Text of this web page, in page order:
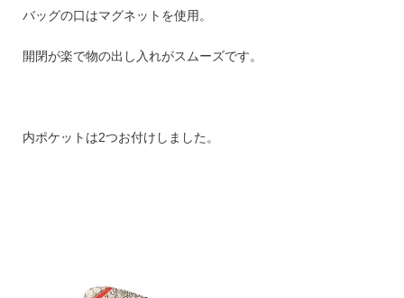
バッグの口はマグネットを使用。
開閉が楽で物の出し入れがスムーズです。
内ポケットは2つお付けしました。